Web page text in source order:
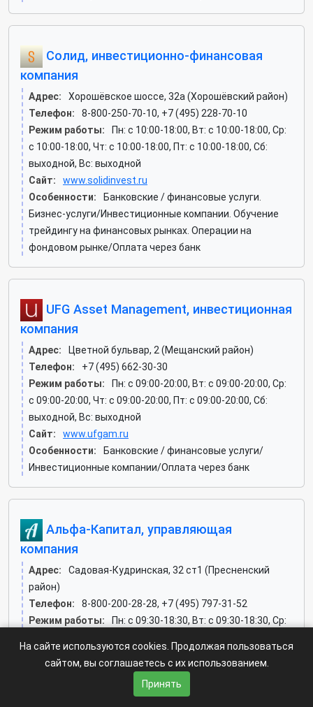
Солид, инвестиционно-финансовая
компания
Адрес:
Хорошёвское шоссе, 32а (Хорошёвский район)
Телефон:
8-800-250-70-10, +7 (495) 228-70-10
Режим работы:
Пн: c 10:00-18:00, Вт: c 10:00-18:00, Ср:
c 10:00-18:00, Чт: c 10:00-18:00, Пт: c 10:00-18:00, Сб:
выходной, Вс: выходной
Сайт:
www.solidinvest.ru
Особенности:
Банковские / финансовые услуги.
Бизнес-услуги/Инвестиционные компании. Обучение
трейдингу на финансовых рынках. Операции на
фондовом рынке/Оплата через банк
UFG Asset Management, инвестиционная
компания
Адрес:
Цветной бульвар, 2 (Мещанский район)
Телефон:
+7 (495) 662-30-30
Режим работы:
Пн: c 09:00-20:00, Вт: c 09:00-20:00, Ср:
c 09:00-20:00, Чт: c 09:00-20:00, Пт: c 09:00-20:00, Сб:
выходной, Вс: выходной
Сайт:
www.ufgam.ru
Особенности:
Банковские / финансовые услуги/
Инвестиционные компании/Оплата через банк
Альфа-Капитал, управляющая
компания
Адрес:
Садовая-Кудринская, 32 ст1 (Пресненский
район)
Телефон:
8-800-200-28-28, +7 (495) 797-31-52
Режим работы:
Пн: c 09:30-18:30, Вт: c 09:30-18:30, Ср:
выходной, Вс: выходной
www.alfacapital.ru
Банковские / финансовые услуги/
На сайте используются cookies. Продолжая пользоваться
сайтом, вы соглашаетесь с их использованием.
Принять